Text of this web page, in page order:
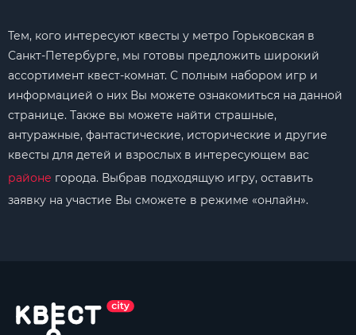
Тем, кого интересуют квесты у метро Горьковская в
Санкт-Петербурге, мы готовы предложить широкий
ассортимент квест-комнат. С полным набором игр и
информацией о них Вы можете ознакомиться на данной
странице. Также вы можете найти страшные,
антуражные, фантастические, исторические и другие
квесты для детей и взрослых в интересующем вас
районе города. Выбрав подходящую игру, оставить
заявку на участие Вы сможете в режиме «онлайн».